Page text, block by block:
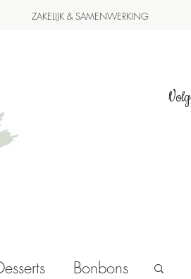
ZAKELIJK & SAMENWERKING
Bonbons